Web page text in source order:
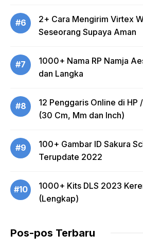
#6
2+ Cara Mengirim Virtex
Seseorang Supaya Aman
#7
1000+ Nama RP Namja
dan Langka
#8
12 Penggaris Online di HP
(30 Cm, Mm dan Inch)
#9
100+ Gambar ID Sakura
Terupdate 2022
#10
1000+ Kits DLS 2023
(Lengkap)
Pos-pos Terbaru